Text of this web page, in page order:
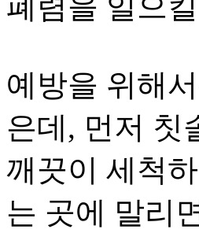
폐렴을 일으
예방을 위해
은데, 먼저 칫
깨끗이 세척
는 곳에 말리